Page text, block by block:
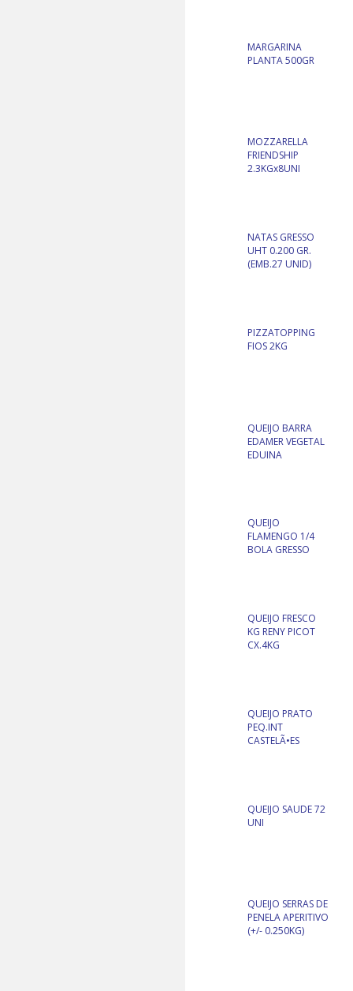
MARGARINA
PLANTA 500GR
MOZZARELLA
FRIENDSHIP
2.3KGx8UNI
NATAS GRESSO
UHT 0.200 GR.
(EMB.27 UNID)
PIZZATOPPING
FIOS 2KG
QUEIJO BARRA
EDAMER VEGETAL
EDUINA
QUEIJO
FLAMENGO 1/4
BOLA GRESSO
QUEIJO FRESCO
KG RENY PICOT
CX.4KG
QUEIJO PRATO
PEQ.INT
CASTELÃ•ES
QUEIJO SAUDE 72
UNI
QUEIJO SERRAS DE
PENELA APERITIVO
(+/- 0.250KG)